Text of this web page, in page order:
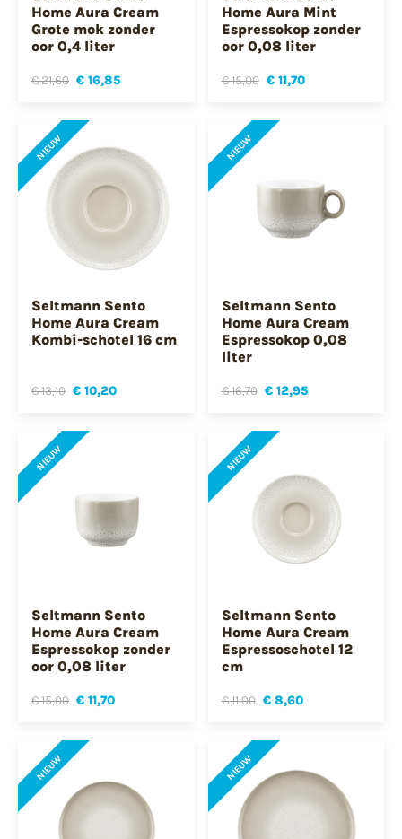
Home Aura Cream
Grote mok zonder
oor 0,4 liter
€ 21,60 € 16,85
Home Aura Mint
Espressokop zonder
oor 0,08 liter
€ 15,00 € 11,70
NIEUW
Seltmann Sento
Home Aura Cream
Kombi-schotel 16 cm
€ 13,10 € 10,20
NIEUW
Seltmann Sento
Home Aura Cream
Espressokop 0,08
liter
€ 16,70 € 12,95
NIEUW
Seltmann Sento
Home Aura Cream
Espressokop zonder
oor 0,08 liter
€ 15,00 € 11,70
NIEUW
Seltmann Sento
Home Aura Cream
Espressoschotel 12
cm
€ 11,00 € 8,60
NIEUW NIEUW